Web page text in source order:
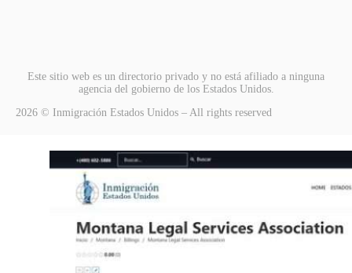
Este sitio web es un directorio privado y no está afiliado a ninguna
agencia del gobierno de los Estados Unidos.
2026 © Inmigración Estados Unidos – All rights reserved